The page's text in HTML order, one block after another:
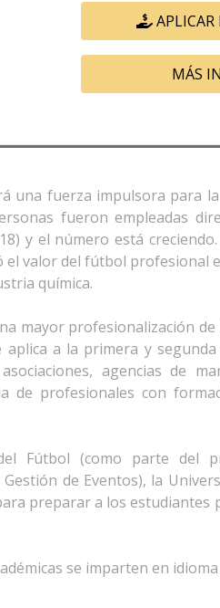
APLICAR
MÁS
una fuerza impulsora para
fueron empleadas
y el número está
valor del fútbol profesional
química.
mayor profesionalización
a la primera y
agencias de
de profesionales con
Fútbol (como parte del
de Eventos), la
preparar a los estudiantes